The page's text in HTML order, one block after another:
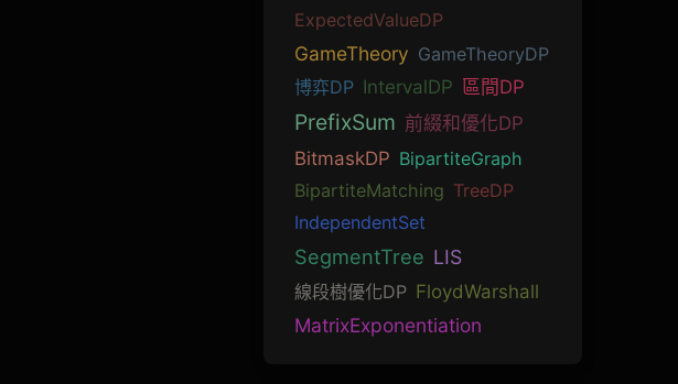
ExpectedValueDP
GameTheory GameTheoryDP
博弈DP IntervalDP 區間DP
PrefixSum 前綴和優化DP
BitmaskDP BipartiteGraph
BipartiteMatching TreeDP
IndependentSet
SegmentTree LIS
線段樹優化DP FloydWarshall
MatrixExponentiation